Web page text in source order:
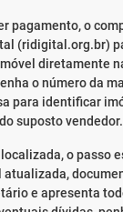
pagamento, o
(ridigital.org.br)
diretamente
o número da
para identificar
suposto vendedor.
o passo
e apresenta